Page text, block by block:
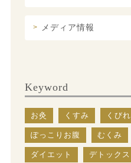
メディア情報
Keyword
お灸 くすみ くびれ
ぽっこりお腹 むくみ
ダイエット デトックス